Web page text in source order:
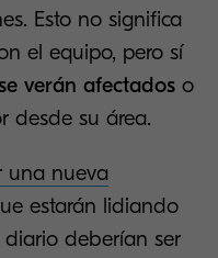
Esto no significa
el equipo, pero sí
verán afectados o
desde su área.
una nueva
estarán lidiando
deberían ser